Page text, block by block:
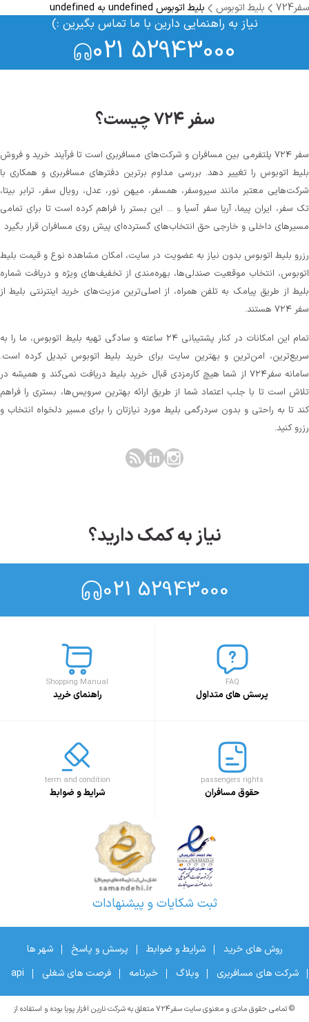
سفر724 بلیط اتوبوس بلیط اتوبوس undefined به undefined
نیاز به راهنمایی دارین با ما تماس بگیرین :)
021 52943000
سفر ۷۲۴ چیست؟
سفر ۷۲۴ پلتفرمی بین مسافران و شرکت‌های مسافربری است تا فرآیند خرید و فروش
بلیط اتوبوس را تغییر دهد. بررسی مداوم برترین دفترهای مسافربری و همکاری با
شرکت‌هایی معتبر مانند سیروسفر، همسفر، میهن‌ نور، عدل، رویال سفر، ترابر بیتا،
تک سفر، ایران پیما، آریا سفر آسیا و ... این بستر را فراهم کرده است تا برای تمامی
مسیرهای داخلی و خارجی حق انتخاب‌های گسترده‌ای پیش روی مسافران قرار بگیرد
رزرو بلیط اتوبوس بدون نیاز به عضویت در سایت، امکان مشاهده نوع و قیمت بلیط
اتوبوس، انتخاب موقعیت صندلی‌ها، بهره‌مندی از تخفیف‌های ویژه و دریافت شماره‌
بلیط از طریق پیامک به تلفن همراه، از اصلی‌ترین مزیت‌های خرید اینترنتی بلیط از
سفر ۷۲۴ هستند.
تمام این امکانات در کنار پشتیبانی‌ ۲۴ ساعته و سادگی تهیه بلیط اتوبوس، ما را به
سریع‌ترین، امن‌ترین و بهترین سایت برای خرید بلیط اتوبوس تبدیل کرده است.
سامانه سفر۷۲۴ از شما هیچ کارمزدی قبال خرید بلیط دریافت نمی‌کند و همیشه در
تلاش است تا با جلب اعتماد شما از طریق ارائه بهترین سرویس‌ها، بستری را فراهم
کند تا به راحتی و بدون سردرگمی بلیط مورد نیازتان را برای مسیر دلخواه انتخاب و
رزرو کنید.
نیاز به کمک دارید؟
021 52943000
FAQ
پرسش های متداول
Shopping Manual
راهنمای خرید
passengers rights
حقوق مسافران
term and condition
شرایط و ضوابط
ثبت شکایات و پیشنهادات
روش های خرید شرایط و ضوابط پرسش و پاسخ
شهر ها
شرکت های مسافربری
وبلاگ خبرنامه فرصت های شغلی api
© تمامی حقوق مادی و معنوی سایت سفر۷۲۴ متعلق به شرکت نارین افزار پویا بوده و استفاده از